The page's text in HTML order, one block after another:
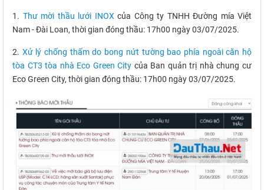
1. Thư mời thầu lưới INOX của Công ty TNHH Đường mía Việt
Nam - Đài Loan, thời gian đóng thầu: 17h00 ngày 03/07/2025.
2. Xử lý chống thấm do bong nứt tường bao phía ngoài căn hộ
tòa CT3 tòa nhà Eco Green City của Ban quản trị nhà chung cư
Eco Green City, thời gian đóng thầu: 17h00 ngày 03/07/2025.